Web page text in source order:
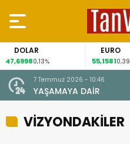
DOLAR
47,69980,13%
EURO
55,15810,39%
7 Temmuz 2026 - 10:46
YAŞAMAYA DAİR
VİZYONDAKİLER